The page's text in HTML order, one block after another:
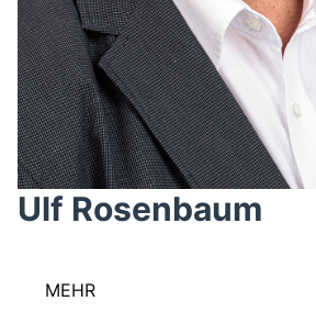
Ulf Rosenbaum
MEHR